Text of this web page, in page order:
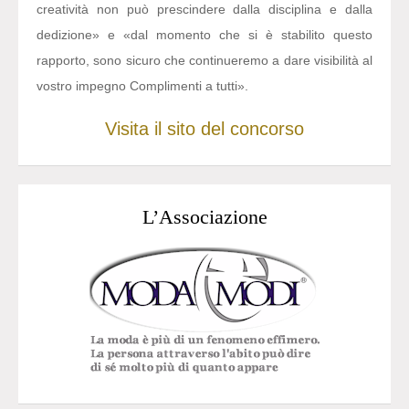
creatività non può prescindere dalla disciplina e dalla
dedizione» e «dal momento che si è stabilito questo
rapporto, sono sicuro che continueremo a dare visibilità al
vostro impegno Complimenti a tutti».
Visita il sito del concorso
L’Associazione